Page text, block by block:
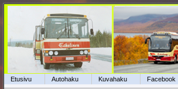
Etusivu Autohaku Kuvahaku Facebook